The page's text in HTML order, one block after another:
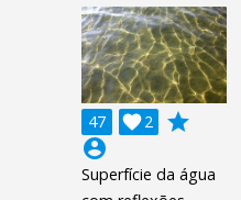
47 2

grade
account_circle
Superfície da água